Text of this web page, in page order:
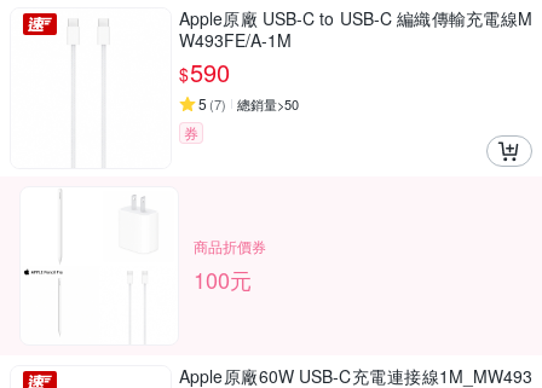
Apple原廠 USB-C to USB-C 編織傳輸充電線M
W493FE/A-1M
$590
5 (7) 總銷量>50
券
商品折價券
100元
Apple原廠60W USB-C充電連接線1M_MW493